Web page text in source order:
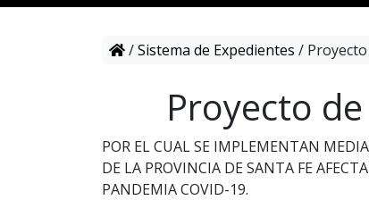
/Sistema de Expedientes / Proyecto
Proyecto
POR EL CUAL SE IMPLEMENTAN
DE LA PROVINCIA DE SANTA FE
PANDEMIA COVID-19.